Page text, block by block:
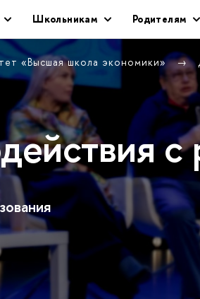
Школьникам Родителям
«Высшая школа экономики»
с